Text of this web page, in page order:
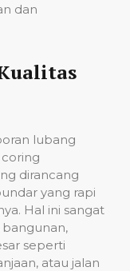
dan
lubang
dirancang
yang rapi
Hal ini sangat
seperti
atau jalan